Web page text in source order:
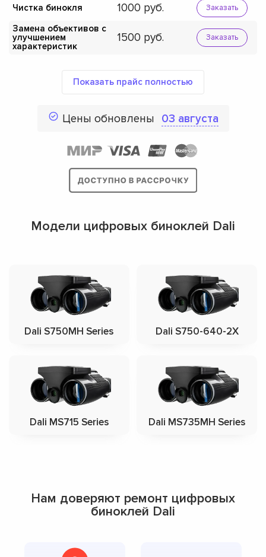
Чистка бинокля 1000 Заказать
Замена объективов с
улучшением
характеристик
1500 Заказать
Показать прайс полностью
Цены обновлены 03 августа
Модели цифровых биноклей Dali
Dali S750MH Series Dali S750-640-2X
Dali MS715 Series Dali MS735MH Series
Нам доверяют ремонт цифровых
биноклей Dali